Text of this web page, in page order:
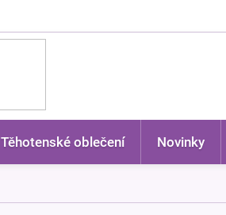
Těhotenské oblečení Novinky